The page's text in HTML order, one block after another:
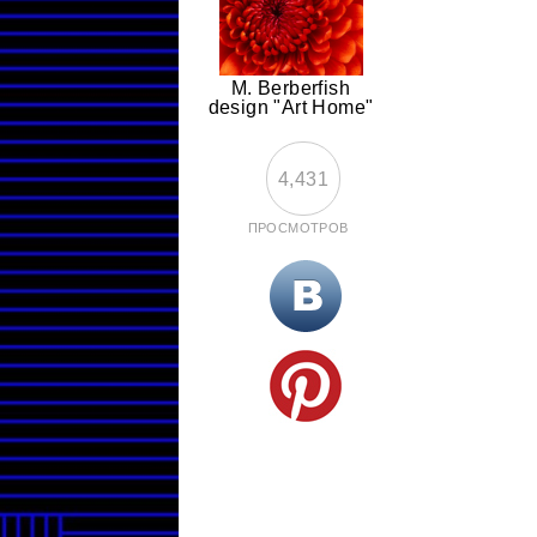
M. Berberfish
design "Art Home"
4,431
ПРОСМОТРОВ